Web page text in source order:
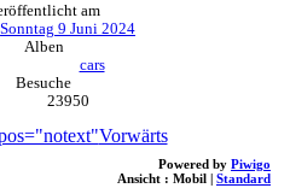
am
Sonntag 9 Juni 2024
Alben
cars
Besuche
23950
Vorwärts
Powered by Piwigo
Ansicht : Mobil Standard